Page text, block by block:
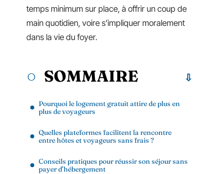
temps minimum sur place, à offrir un coup de
main quotidien, voire s’impliquer moralement
dans la vie du foyer.
SOMMAIRE
Pourquoi le logement gratuit attire de plus en
plus de voyageurs
Quelles plateformes facilitent la rencontre
entre hôtes et voyageurs sans frais ?
Conseils pratiques pour réussir son séjour sans
payer d’hébergement